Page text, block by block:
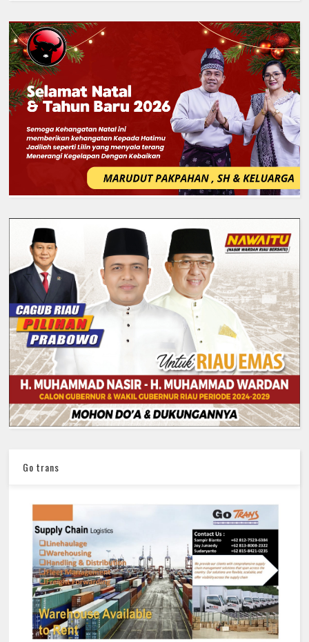
Go trans